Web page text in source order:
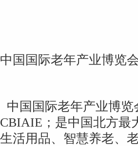
中国国际老年产业博览
中国国际老年产业博
CBIAIE；是中国北方最
生活用品、智慧养老、